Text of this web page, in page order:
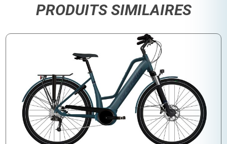
PRODUITS SIMILAIRES